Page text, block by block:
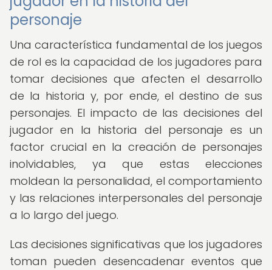
personaje
Una característica fundamental de los juegos
de rol es la capacidad de los jugadores para
tomar decisiones que afecten el desarrollo
de la historia y, por ende, el destino de sus
personajes. El impacto de las decisiones del
jugador en la historia del personaje es un
factor crucial en la creación de personajes
inolvidables, ya que estas elecciones
moldean la personalidad, el comportamiento
y las relaciones interpersonales del personaje
a lo largo del juego.
Las decisiones significativas que los jugadores
toman pueden desencadenar eventos que